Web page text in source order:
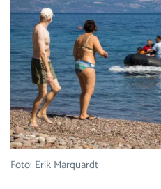
Foto: Erik Marquardt